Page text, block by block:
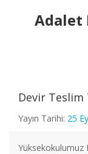
Adalet
İçerikDevir Teslim
Yayın Tarihi: 25
Yüksekokulumuz